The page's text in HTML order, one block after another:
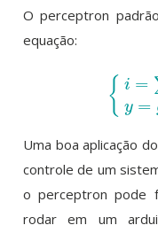
O perceptron
equação:
{ i =
y =
{ i
Uma boa aplicação
controle de um
o perceptron pode
rodar em um